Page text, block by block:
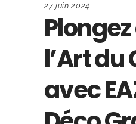
27 juin 2024
l’Art
avec